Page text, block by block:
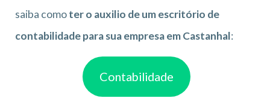
saiba comoter o auxilio de um escritório de
contabilidade para sua empresa em Castanhal:
Contabilidade